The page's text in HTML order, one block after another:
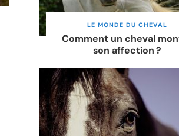
LE MONDE DU CHEVAL
Comment un cheval
son affection ?